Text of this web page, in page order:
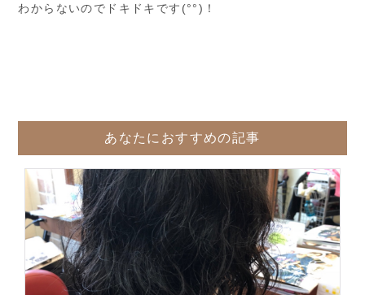
わからないのでドキドキです(°°)！
あなたにおすすめの記事